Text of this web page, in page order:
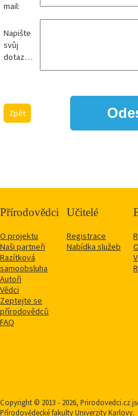
mail:
Napište
svůj
dotaz…
Zpět
Přírodovědci
O projektu
Naši partneři
Razítková
samoobsluha
Autoři
Vědci
Zeptejte se
přírodovědců
FAQ
Učitelé
Registrace
Nabídka služeb
Copyright © 2013 - 2026, Prirodovedci.cz
Přírodovědecké fakultyUniverzity Karlovy.